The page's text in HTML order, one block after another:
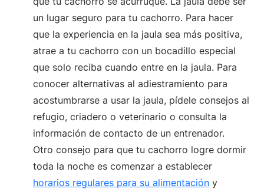
un lugar seguro para tu cachorro. Para hacer
que la experiencia en la jaula sea más positiva,
atrae a tu cachorro con un bocadillo especial
que solo reciba cuando entre en la jaula. Para
conocer alternativas al adiestramiento para
acostumbrarse a usar la jaula, pídele consejos al
refugio, criadero o veterinario o consulta la
información de contacto de un entrenador.
Otro consejo para que tu cachorro logre dormir
toda la noche es comenzar a establecer
horarios regulares para su alimentación y